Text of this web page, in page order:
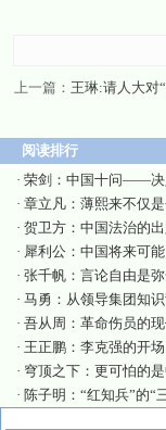
上一篇： 王琳:请人大对
阅读排行
· 荣剑：中国十问——决
· 章立凡：薄熙来不仅
· 贺卫方：中国法治的
· 犀利公：中国将来可
· 张千帆：言论自由是
· 马勇：从领导集团知
· 吾从周：革命伤员的
· 王正鹏：李克强的开场
· 穹顶之下：更可怕的
· 陈子明：“红知兵”的“